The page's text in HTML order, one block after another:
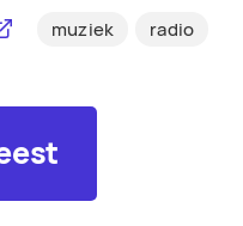
muziek radio